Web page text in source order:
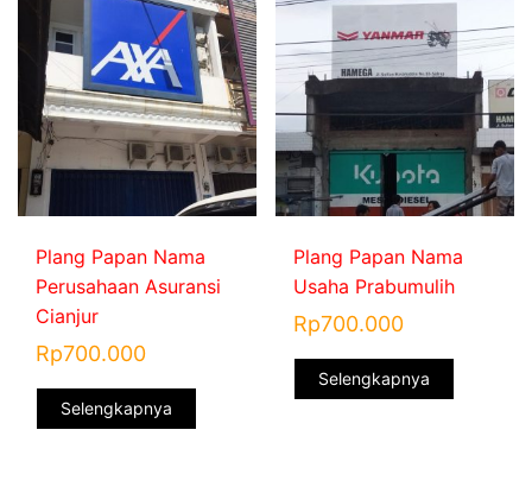
Plang Papan Nama
Perusahaan Asuransi
Cianjur
Rp700.000
Selengkapnya
Plang Papan Nama
Usaha Prabumulih
Rp700.000
Selengkapnya